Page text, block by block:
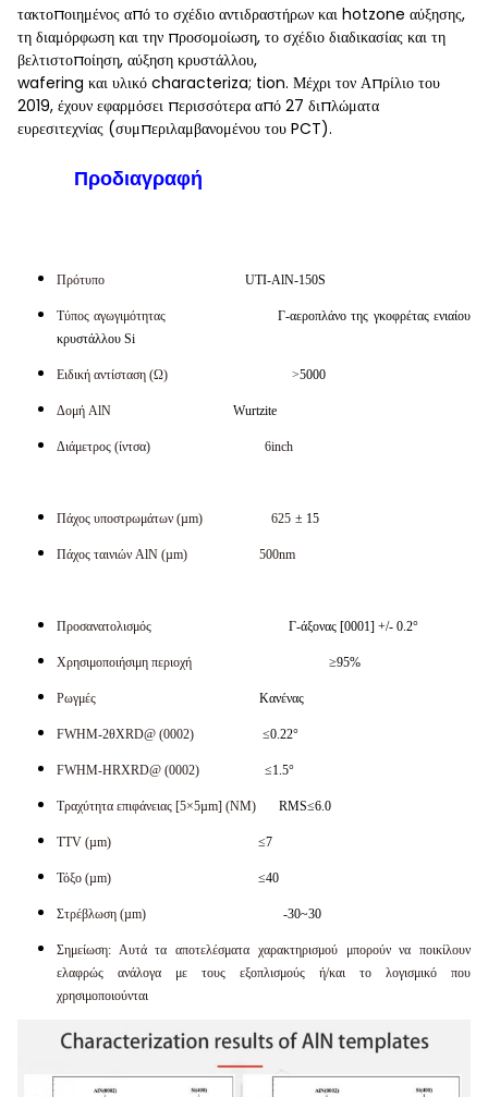
τακτοποιημένος από το σχέδιο αντιδραστήρων και hotzone αύξησης,
τη διαμόρφωση και την προσομοίωση, το σχέδιο διαδικασίας και τη
βελτιστοποίηση, αύξηση κρυστάλλου,
wafering και υλικό characteriza; tion. Μέχρι τον Απρίλιο του
2019, έχουν εφαρμόσει περισσότερα από 27 διπλώματα
ευρεσιτεχνίας (συμπεριλαμβανομένου του PCT).
Προδιαγραφή
Πρότυπο UTI-AlN-150S
Τύπος αγωγιμότητας Γ-αεροπλάνο της γκοφρέτας ενιαίου
κρυστάλλου Si
Ειδική αντίσταση (Ω) >5000
Δομή AlN Wurtzite
Διάμετρος (ίντσα) 6inch
Πάχος υποστρωμάτων (µm) 625 ± 15
Πάχος ταινιών AlN (µm) 500nm
Προσανατολισμός Γ-άξονας [0001] +/- 0.2°
Χρησιμοποιήσιμη περιοχή ≥95%
Ρωγμές Κανένας
FWHM-2θXRD@ (0002) ≤0.22°
FWHM-HRXRD@ (0002) ≤1.5°
Τραχύτητα επιφάνειας [5×5µm] (NM) RMS≤6.0
TTV (µm) ≤7
Τόξο (µm) ≤40
Στρέβλωση (µm) -30~30
Σημείωση: Αυτά τα αποτελέσματα χαρακτηρισμού μπορούν να ποικίλουν
ελαφρώς ανάλογα με τους εξοπλισμούς ή/και το λογισμικό που
χρησιμοποιούνται